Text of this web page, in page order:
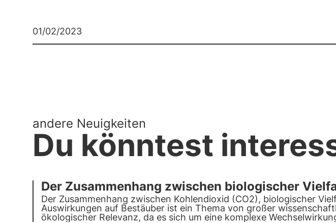
01/02/2023
andere Neuigkeiten
Du könntest
Der Zusammenhang zwischen biologischer
Der Zusammenhang zwischen Kohlendioxid (CO2), biologischer
Auswirkungen auf Bestäuber ist ein Thema von großer
ökologischer Relevanz, da es sich um eine komplexe